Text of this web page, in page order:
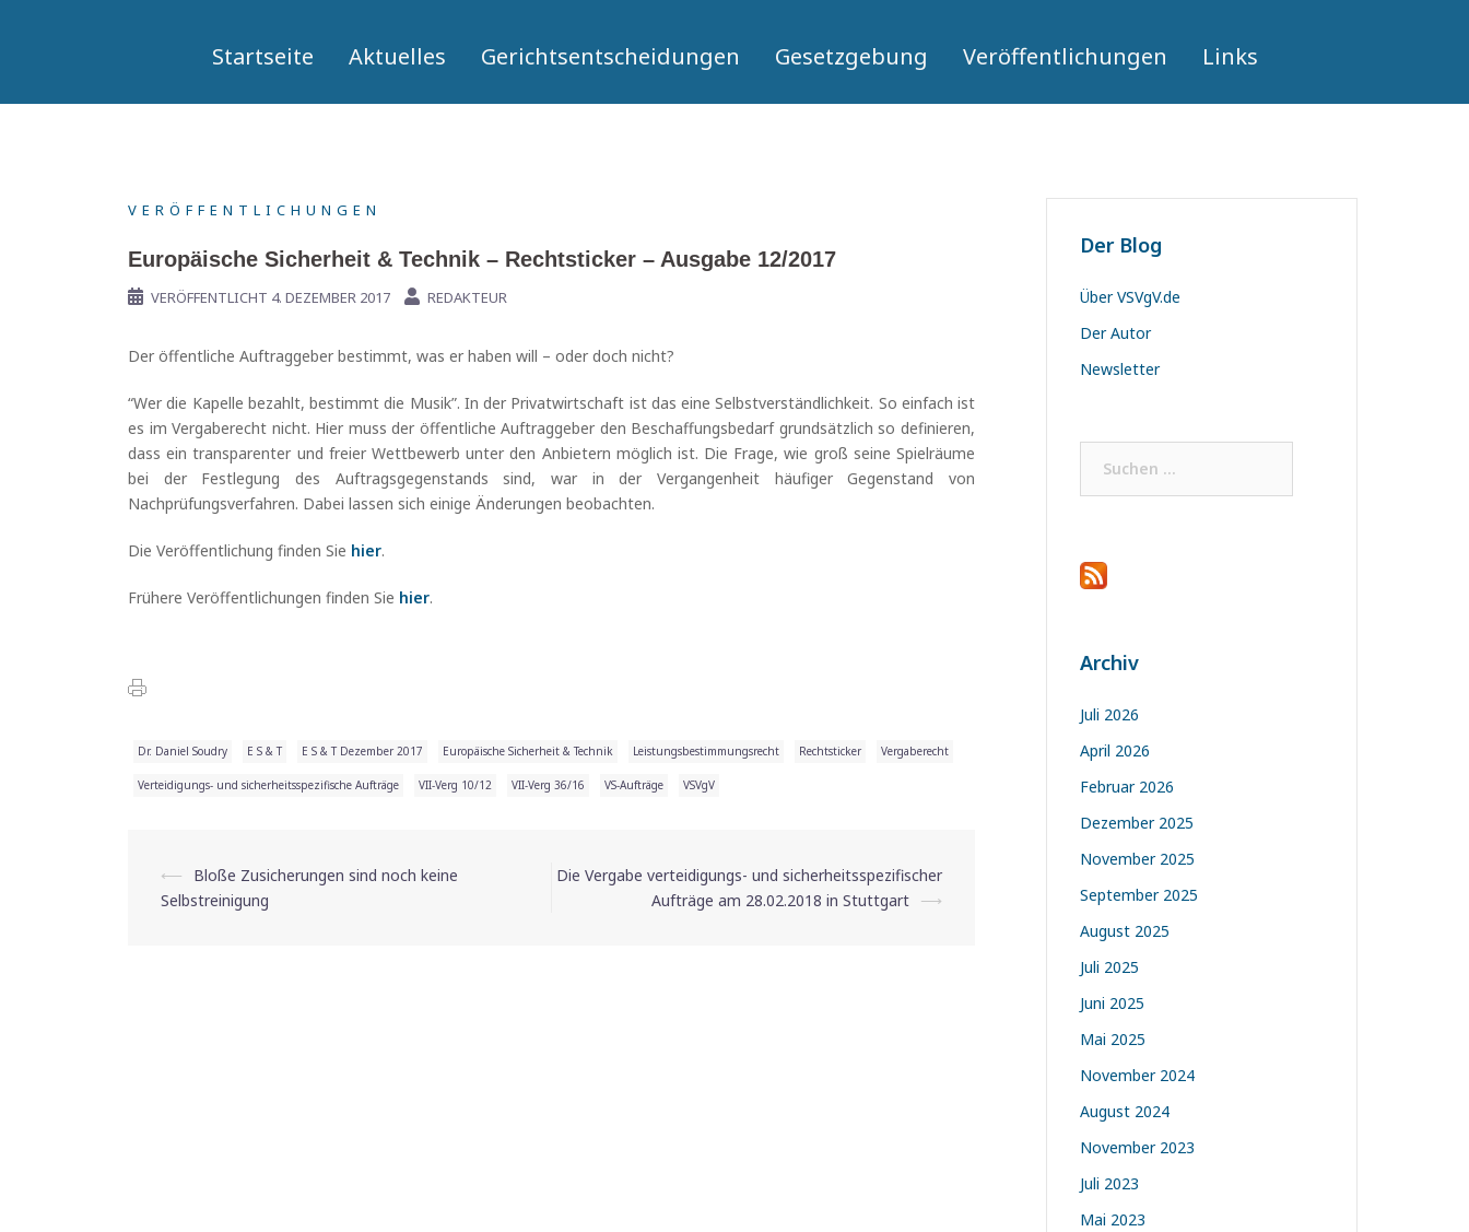
Startseite Aktuelles Gerichtsentscheidungen Gesetzgebung Veröffentlichungen Links
VERÖFFENTLICHUNGEN
Europäische Sicherheit & Technik – Rechtsticker – Ausgabe 12/2017
VERÖFFENTLICHT 4. DEZEMBER 2017 REDAKTEUR
Der öffentliche Auftraggeber bestimmt, was er haben will – oder doch nicht?
“Wer die Kapelle bezahlt, bestimmt die Musik”. In der Privatwirtschaft ist das eine Selbstverständlichkeit. So einfach ist
es im Vergaberecht nicht. Hier muss der öffentliche Auftraggeber den Beschaffungsbedarf grundsätzlich so definieren,
dass ein transparenter und freier Wettbewerb unter den Anbietern möglich ist. Die Frage, wie groß seine Spielräume
bei der Festlegung des Auftragsgegenstands sind, war in der Vergangenheit häufiger Gegenstand von
Nachprüfungsverfahren. Dabei lassen sich einige Änderungen beobachten.
Die Veröffentlichung finden Sie hier.
Frühere Veröffentlichungen finden Sie hier.
Dr. Daniel Soudry E S & T E S & T Dezember 2017 Europäische Sicherheit & Technik Leistungsbestimmungsrecht Rechtsticker Vergaberecht
Verteidigungs- und sicherheitsspezifische Aufträge VII-Verg 10/12 VII-Verg 36/16 VS-Aufträge VSVgV
Beitrags-
⟵
Bloße Zusicherungen sind noch keine
Selbstreinigung
Die Vergabe verteidigungs- und sicherheitsspezifischer
Aufträge am 28.02.2018 in Stuttgart ⟶
Der Blog
Über VSVgV.de
Der Autor
Newsletter
nach:
Archiv
Juli 2026
April 2026
Februar 2026
Dezember 2025
November 2025
September 2025
August 2025
Juli 2025
Juni 2025
Mai 2025
November 2024
August 2024
November 2023
Juli 2023
Mai 2023